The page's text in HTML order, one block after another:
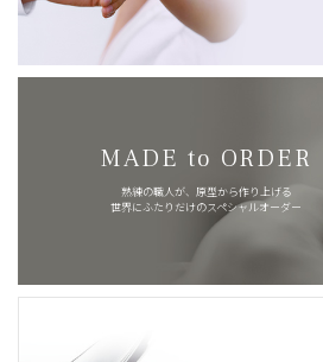
MADE to ORDER
熟練の職人が、原型から作り上げる
世界にふたりだけのスペシャルオーダー